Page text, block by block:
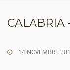
CALABRIA
14 NOVEMBRE